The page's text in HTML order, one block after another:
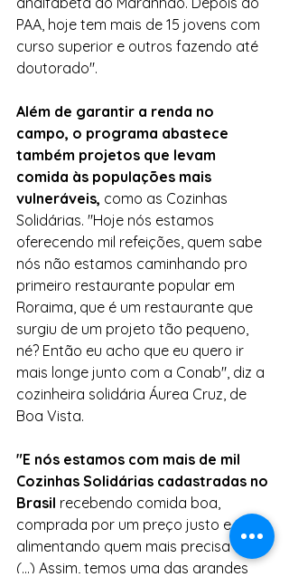
PAA, hoje tem mais de 15 jovens com
curso superior e outros fazendo até
doutorado".
Além de garantir a renda no
campo, o programa abastece
também projetos que levam
comida às populações mais
vulneráveis, como as Cozinhas
Solidárias. "Hoje nós estamos
oferecendo mil refeições, quem sabe
nós não estamos caminhando pro
primeiro restaurante popular em
Roraima, que é um restaurante que
surgiu de um projeto tão pequeno,
né? Então eu acho que eu quero ir
mais longe junto com a Conab", diz a
cozinheira solidária Áurea Cruz, de
Boa Vista.
"E nós estamos com mais de mil
Cozinhas Solidárias cadastradas no
Brasil recebendo comida boa,
comprada por um preço justo e
alimentando quem mais precisa
(...) Assim, temos uma das grandes